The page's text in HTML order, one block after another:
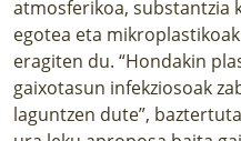
atmosferikoa, substantzia
egotea eta
eragiten du. “Hondakin
gaixotasun infekziosoak
laguntzen dute”,